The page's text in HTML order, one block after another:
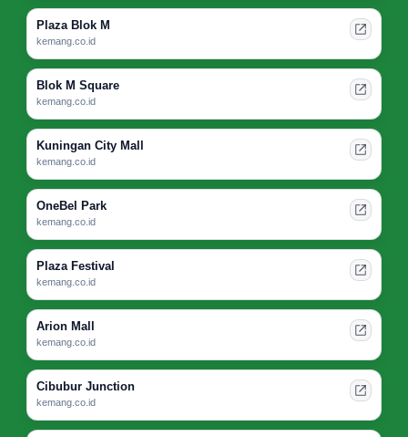
Plaza Blok M
kemang.co.id
Blok M Square
kemang.co.id
Kuningan City Mall
kemang.co.id
OneBel Park
kemang.co.id
Plaza Festival
kemang.co.id
Arion Mall
kemang.co.id
Cibubur Junction
kemang.co.id